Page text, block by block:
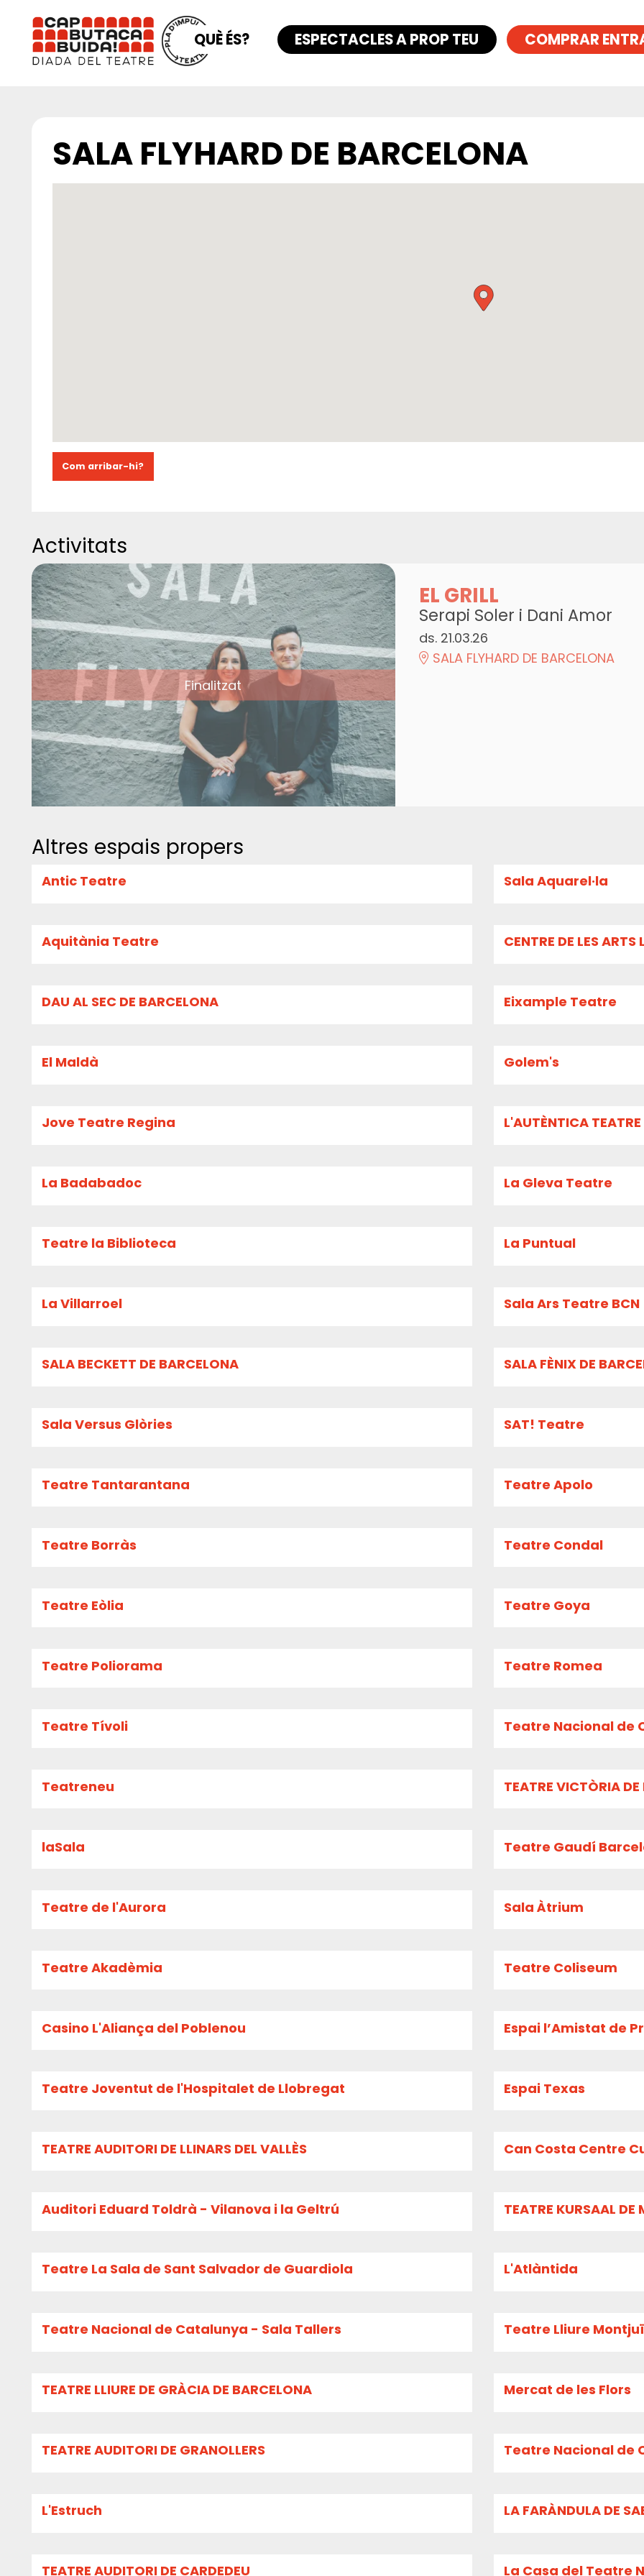
QUÈ ÉS? ESPECTACLES A PROP TEU COMPRAR
SALA FLYHARD DE BARCELONA
Com arribar-hi?
Activitats
Finalitzat
EL GRILL
Serapi Soler i Dani Amor
ds. 21.03.26
SALA FLYHARD DE BARCELONA
Altres espais propers
Antic Teatre Sala Aquarel·la
Aquitània Teatre CENTRE DE LES ARTS
DAU AL SEC DE BARCELONA Eixample Teatre
El Maldà Golem's
Jove Teatre Regina L'AUTÈNTICA
La Badabadoc La Gleva Teatre
Teatre la Biblioteca La Puntual
La Villarroel Sala Ars Teatre BCN
SALA BECKETT DE BARCELONA SALA FÈNIX DE
Sala Versus Glòries SAT! Teatre
Teatre Tantarantana Teatre Apolo
Teatre Borràs Teatre Condal
Teatre Eòlia Teatre Goya
Teatre Poliorama Teatre Romea
Teatre Tívoli Teatre Nacional de
Teatreneu TEATRE VICTÒRIA
laSala Teatre Gaudí
Teatre de l'Aurora Sala Àtrium
Teatre Akadèmia Teatre Coliseum
Casino L'Aliança del Poblenou Espai l’Amistat de
Teatre Joventut de l'Hospitalet de Llobregat Espai Texas
TEATRE AUDITORI DE LLINARS DEL VALLÈS Can Costa Centre
Auditori Eduard Toldrà - Vilanova i la Geltrú TEATRE KURSAAL DE
Teatre La Sala de Sant Salvador de Guardiola L'Atlàntida
Teatre Nacional de Catalunya - Sala Tallers Teatre Lliure
TEATRE LLIURE DE GRÀCIA DE BARCELONA Mercat de les Flors
TEATRE AUDITORI DE GRANOLLERS Teatre Nacional de
L'Estruch LA FARÀNDULA DE
TEATRE AUDITORI DE CARDEDEU La Casa del Teatre